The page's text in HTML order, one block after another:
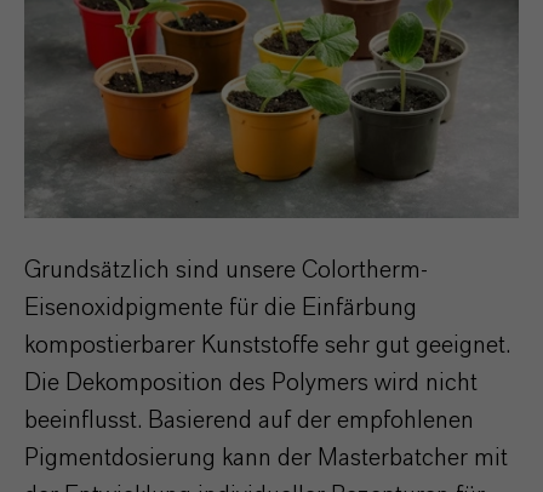
Grundsätzlich sind unsere Colortherm-
Eisenoxidpigmente für die Einfärbung
kompostierbarer Kunststoffe sehr gut geeignet.
Die Dekomposition des Polymers wird nicht
beeinflusst. Basierend auf der empfohlenen
Pigmentdosierung kann der Masterbatcher mit